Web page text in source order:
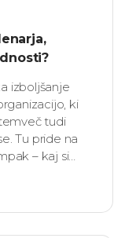
izboljšanje
ki
tudi
Tu pride na
– kaj si